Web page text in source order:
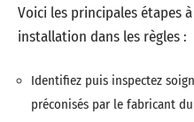
Voici les principales étapes
installation dans les règles :
Identifiez puis inspectez
préconisés par le fabricant